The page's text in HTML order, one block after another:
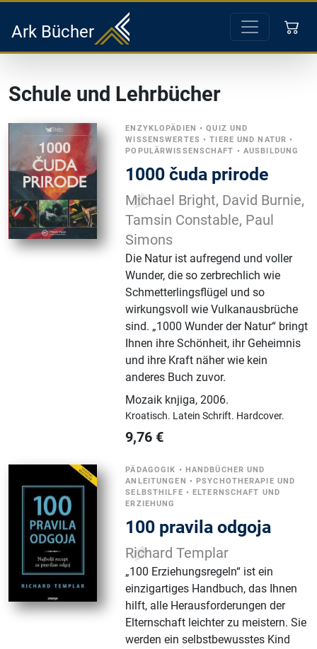
Ark Bücher
Schule und Lehrbücher
ENZYKLOPÄDIEN •QUIZ UND
WISSENSWERTES •TIERE UND NATUR •
POPULÄRWISSENSCHAFT • AUSBILDUNG
1000 čuda prirode
Michael Bright, David Burnie,
Tamsin Constable, Paul
Simons
Die Natur ist aufregend und voller
Wunder, die so zerbrechlich wie
Schmetterlingsflügel und so
wirkungsvoll wie Vulkanausbrüche
sind. „1000 Wunder der Natur“ bringt
Ihnen ihre Schönheit, ihr Geheimnis
und ihre Kraft näher wie kein
anderes Buch zuvor.
Mozaik knjiga,2006.
Kroatisch. Latein Schrift. Hardcover.
9,76 €
PÄDAGOGIK • HANDBÜCHER UND
ANLEITUNGEN •PSYCHOTHERAPIE UND
SELBSTHILFE •ELTERNSCHAFT UND
ERZIEHUNG
100 pravila odgoja
Richard Templar
„100 Erziehungsregeln“ ist ein
einzigartiges Handbuch, das Ihnen
hilft, alle Herausforderungen der
Elternschaft leichter zu meistern. Sie
werden ein selbstbewusstes Kind